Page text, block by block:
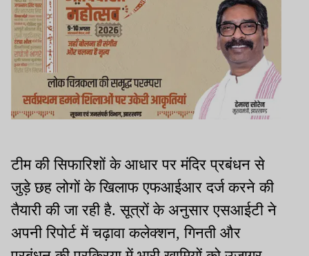
टीम की सिफारिशों के आधार पर मंदिर प्रबंधन से
जुड़े छह लोगों के खिलाफ एफआईआर दर्ज करने की
तैयारी की जा रही है. सूत्रों के अनुसार एसआईटी ने
अपनी रिपोर्ट में चढ़ावा कलेक्शन, गिनती और